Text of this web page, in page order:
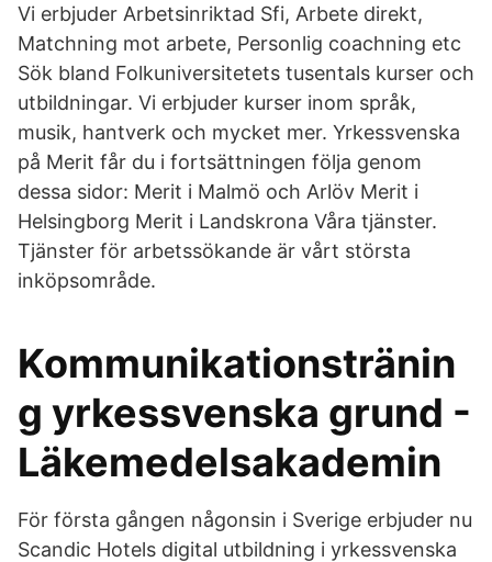
Vi erbjuder Arbetsinriktad Sfi, Arbete direkt,
Matchning mot arbete, Personlig coachning etc
Sök bland Folkuniversitetets tusentals kurser och
utbildningar. Vi erbjuder kurser inom språk,
musik, hantverk och mycket mer. Yrkessvenska
på Merit får du i fortsättningen följa genom
dessa sidor: Merit i Malmö och Arlöv Merit i
Helsingborg Merit i Landskrona Våra tjänster.
Tjänster för arbetssökande är vårt största
inköpsområde.
Kommunikationstränin
g yrkessvenska grund -
Läkemedelsakademin
För första gången någonsin i Sverige erbjuder nu
Scandic Hotels digital utbildning i yrkessvenska